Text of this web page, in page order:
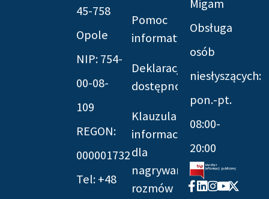
45-758
Opole
NIP: 754-
00-08-
109
REGON:
000001732
Tel: +48
Pomoc
informatyczna
Deklaracja
dostępności
Klauzula
informacyjna
dla
nagrywania
rozmów
Migam
Obsługa
osób
niesłyszących:
pon.-pt.
08:00-
20:00
Facebook-
Linkedin
Instagram
Youtube
X-